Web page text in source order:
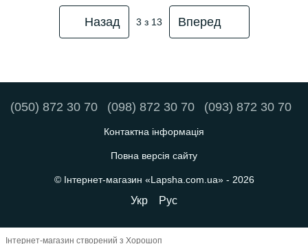
Назад 3 з 13 Вперед
(050) 872 30 70 (098) 872 30 70 (093) 872 30 70
Контактна інформація
Повна версія сайту
© Інтернет-магазин «Lapsha.com.ua» - 2026
Укр Рус
Інтернет-магазин створений з Хорошоп